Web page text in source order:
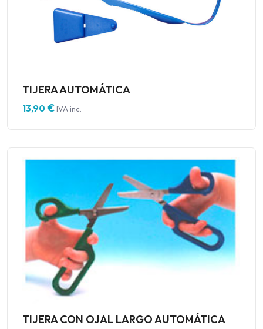
TIJERA AUTOMÁTICA
13,90€IVA inc.
TIJERA CON OJAL LARGO AUTOMÁTICA